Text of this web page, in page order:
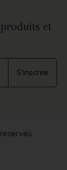
et
S'inscrire